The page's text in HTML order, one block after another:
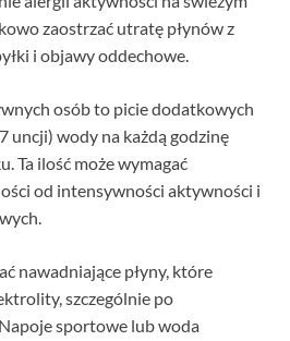
zaostrzać utratę płynów z
i objawy oddechowe.
osób to picie dodatkowych
uncji) wody na każdą godzinę
Ta ilość może wymagać
od intensywności aktywności i
nawadniające płyny, które
szczególnie po
sportowe lub woda